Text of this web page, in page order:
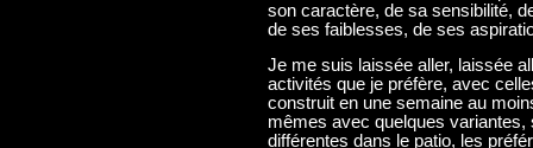
son caractère, de sa sensibilité,
de ses faiblesses, de ses
Je me suis laissée aller, laissée
activités que je préfère, avec
construit en une semaine au
mêmes avec quelques
différentes dans le patio, les